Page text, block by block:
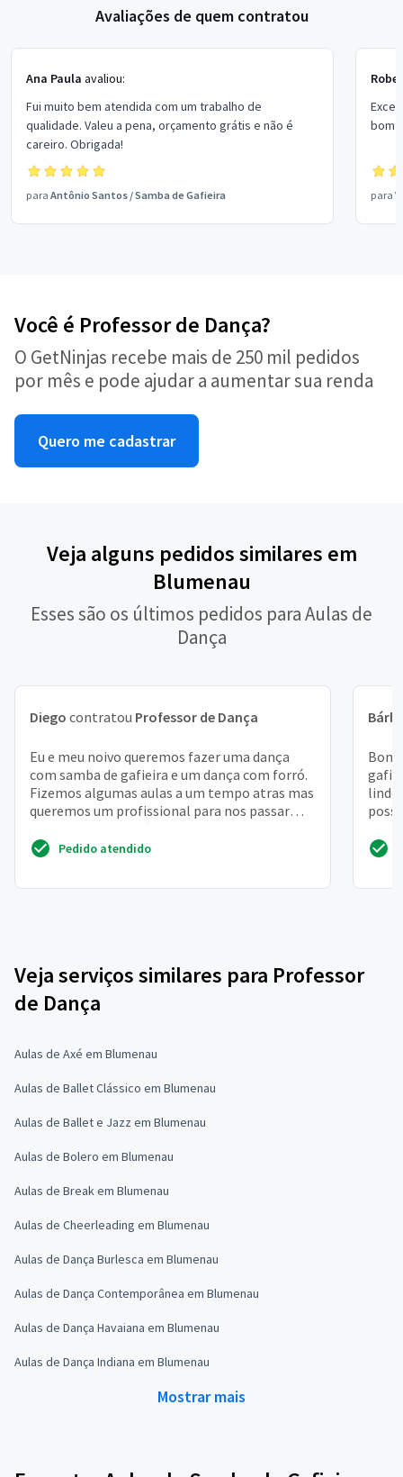
Avaliações de quem contratou
Ana Paula avaliou:
Fui muito bem atendida com um trabalho de
qualidade. Valeu a pena, orçamento grátis e não é
careiro. Obrigada!
para Antônio Santos /Samba de Gafieira
bom
para
Você é Professor de Dança?
O GetNinjas recebe mais de 250 mil pedidos
por mês e pode ajudar a aumentar sua renda
Quero me cadastrar
Veja alguns pedidos similares em
Blumenau
Esses são os últimos pedidos para Aulas de
Dança
Diego contratou Professor de Dança
Eu e meu noivo queremos fazer uma dança
com samba de gafieira e um dança com forró.
Fizemos algumas aulas a um tempo atras mas
queremos um profissional para nos passar
uma coreografia bás...
Pedido atendido
Bom
lindo
Veja serviços similares para Professor
de Dança
Aulas de Axé em Blumenau
Aulas de Ballet Clássico em Blumenau
Aulas de Ballet e Jazz em Blumenau
Aulas de Bolero em Blumenau
Aulas de Break em Blumenau
Aulas de Cheerleading em Blumenau
Aulas de Dança Burlesca em Blumenau
Aulas de Dança Contemporânea em Blumenau
Aulas de Dança Havaiana em Blumenau
Aulas de Dança Indiana em Blumenau
Mostrar mais